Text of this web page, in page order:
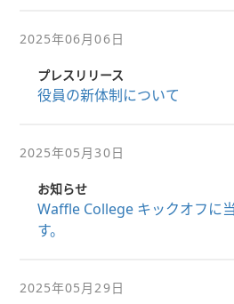
2025年06月06日
プレスリリース
役員の新体制について
2025年05月30日
お知らせ
Waffle College キックオフに
す。
2025年05月29日